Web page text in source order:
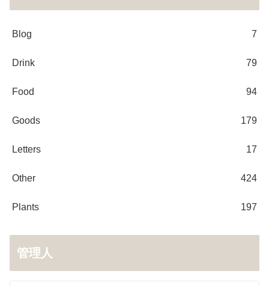
Blog 7
Drink 79
Food 94
Goods 179
Letters 17
Other 424
Plants 197
管理人